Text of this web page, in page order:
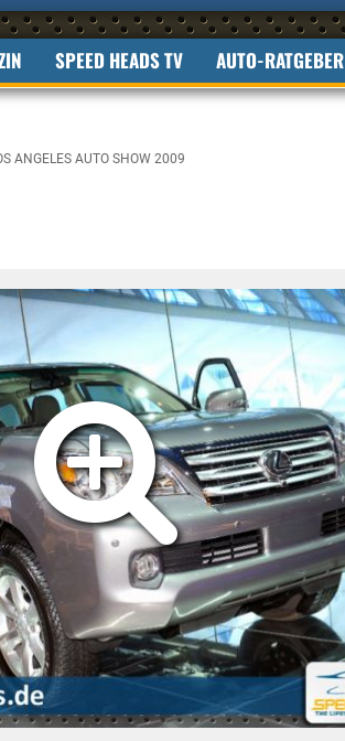
SPEED HEADS TV AUTO-RATGEBER
ANGELES AUTO SHOW 2009